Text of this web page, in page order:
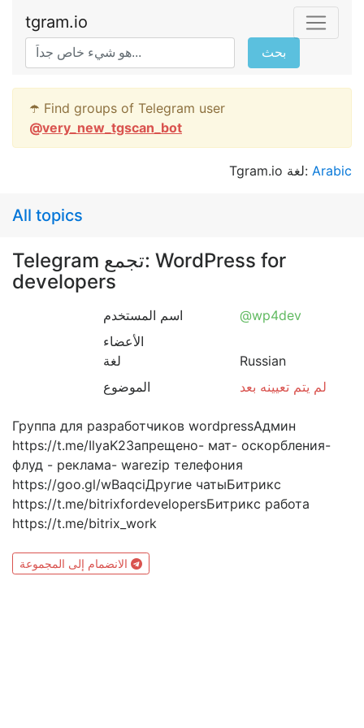
tgram.io
بحث
☂️ Find groups of Telegram user
@very_new_tgscan_bot
Tgram.io لغة: Arabic
All topics
Telegram تجمع: WordPress for
developers
اسم المستخدم
@wp4dev
الأعضاء
لغة
Russian
الموضوع
لم يتم تعيينه بعد
Группа для разработчиков wordpressАдмин
https://t.me/IlyaK2Запрещено- мат- оскорбления-
флуд - реклама- warezip телефония
https://goo.gl/wBaqciДругие чатыБитрикс
https://t.me/bitrixfordevelopersБитрикс работа
https://t.me/bitrix_work